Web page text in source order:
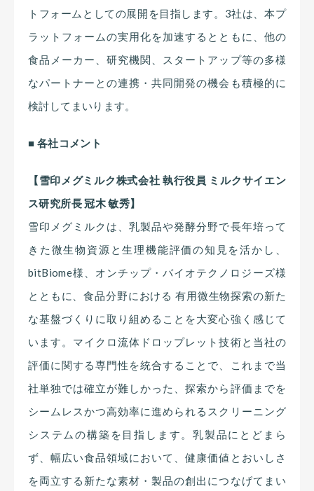
トフォームとしての展開を目指します。3社は、本プ
ラットフォームの実用化を加速するとともに、他の
食品メーカー、研究機関、スタートアップ等の多様
なパートナーとの連携・共同開発の機会も積極的に
検討してまいります。
■ 各社コメント
【雪印メグミルク株式会社 執行役員 ミルクサイエン
ス研究所長 冠木 敏秀】
雪印メグミルクは、乳製品や発酵分野で長年培って
きた微生物資源と生理機能評価の知見を活かし、
bitBiome様、オンチップ・バイオテクノロジーズ様
とともに、食品分野における 有用微生物探索の新た
な基盤づくりに取り組めることを大変心強く感じて
います。マイクロ流体ドロップレット技術と当社の
評価に関する専門性を統合することで、これまで当
社単独では確立が難しかった、探索から評価までを
シームレスかつ高効率に進められるスクリーニング
システムの構築を目指します。乳製品にとどまら
ず、幅広い食品領域において、健康価値とおいしさ
を両立する新たな素材・製品の創出につなげてまい